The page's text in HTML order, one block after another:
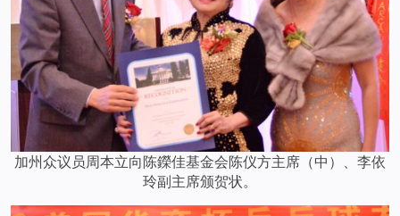
加州众议员周本立向陈鑅佳基金会陈仪方主席（中）、李依
玲副主席颁贺状。